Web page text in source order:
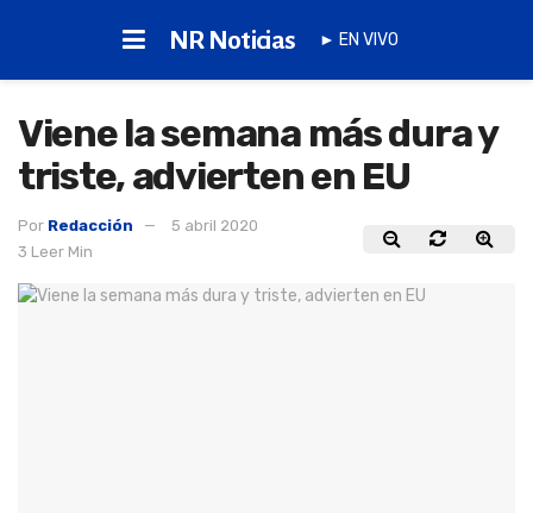
NR Noticias ► EN VIVO
Viene la semana más dura y
triste, advierten en EU
Por Redacción
5 abril 2020
3 Leer Min